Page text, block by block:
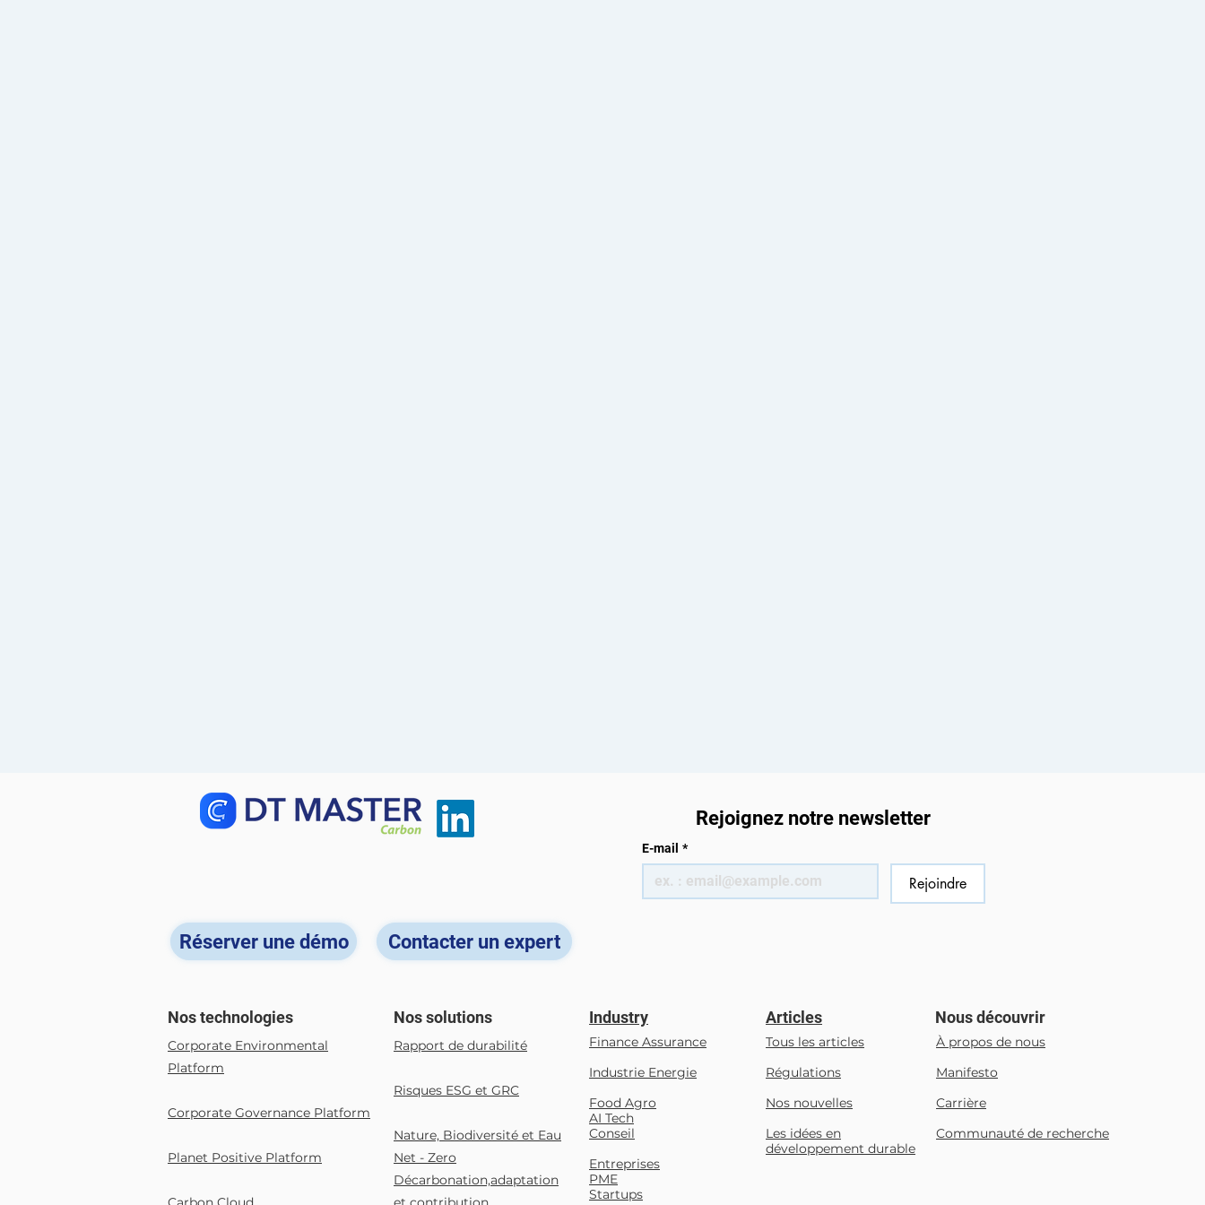
Réserver une démo Contacter un expert
Nos technologies Nos solutions
Corporate Environmental
Platform
Corporate Governance Platform
Planet Positive Platform
Rapport de durabilité
Risques ESG et GRC
​Nature, Biodiversité et Eau
Net - Zero
Décarbonation,adaptation
Rejoignez notre newsletter
E-mail *
Rejoindre
Industry
Finance Assurance
Industrie Energie
Food Agro
AI Tech
Conseil
Entreprises
PME
Startups
Articles Nous découvrir
Tous les articles
Régulations
Nos nouvelles
Les idées en
développement durable
À propos de nous
Manifesto
Carrière
Communauté de recherche